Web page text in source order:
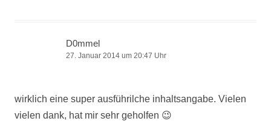
D0mmel
27. Januar 2014 um 20:47 Uhr
wirklich eine super ausführilche inhaltsangabe. Vielen
vielen dank, hat mir sehr geholfen 😉